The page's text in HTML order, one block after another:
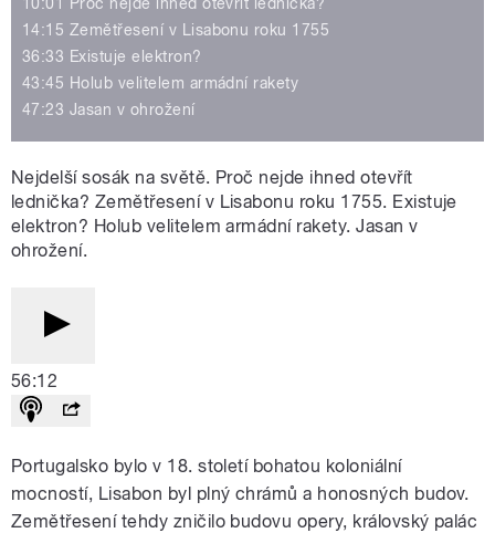
10:01 Proč nejde ihned otevřít lednička?
14:15 Zemětřesení v Lisabonu roku 1755
36:33 Existuje elektron?
43:45 Holub velitelem armádní rakety
47:23 Jasan v ohrožení
Nejdelší sosák na světě. Proč nejde ihned otevřít
lednička? Zemětřesení v Lisabonu roku 1755. Existuje
elektron? Holub velitelem armádní rakety. Jasan v
ohrožení.
56:12
Portugalsko bylo v 18. století bohatou koloniální
mocností, Lisabon byl plný chrámů a honosných budov.
Zemětřesení tehdy zničilo budovu opery, královský palác